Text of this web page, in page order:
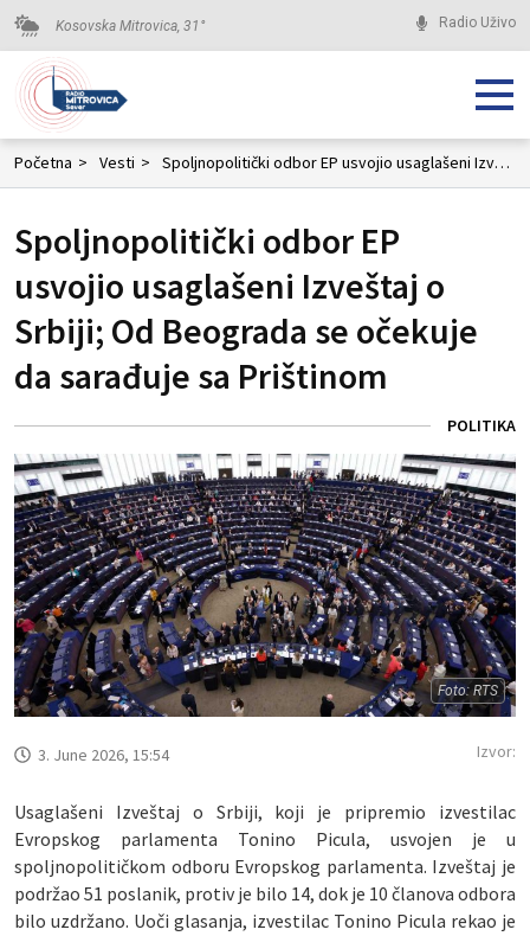
Kosovska Mitrovica, 31 ° Radio Uživo
Početna > Vesti > Spoljnopolitički odbor EP usvojio usaglašeni Izveštaj o Srbiji; Od Beograda se očekuje da sarađuje sa Prištinom
Spoljnopolitički odbor EP
usvojio usaglašeni Izveštaj o
Srbiji; Od Beograda se očekuje
da sarađuje sa Prištinom
POLITIKA
Foto: RTS
3. June 2026, 15:54 Izvor:
Usaglašeni Izveštaj o Srbiji, koji je pripremio izvestilac
Evropskog parlamenta Tonino Picula, usvojen je u
spoljnopolitičkom odboru Evropskog parlamenta. Izveštaj je
podržao 51 poslanik, protiv je bilo 14, dok je 10 članova odbora
bilo uzdržano. Uoči glasanja, izvestilac Tonino Picula rekao je